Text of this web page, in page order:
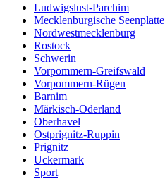
Ludwigslust-Parchim
Mecklenburgische Seenplatte
Nordwestmecklenburg
Rostock
Schwerin
Vorpommern-Greifswald
Vorpommern-Rügen
Barnim
Märkisch-Oderland
Oberhavel
Ostprignitz-Ruppin
Prignitz
Uckermark
Sport